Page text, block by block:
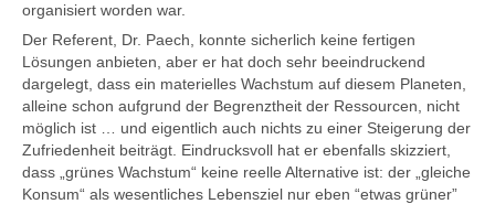
organisiert worden war.
Der Referent, Dr. Paech, konnte sicherlich keine fertigen
Lösungen anbieten, aber er hat doch sehr beeindruckend
dargelegt, dass ein materielles Wachstum auf diesem Planeten,
alleine schon aufgrund der Begrenztheit der Ressourcen, nicht
möglich ist … und eigentlich auch nichts zu einer Steigerung der
Zufriedenheit beiträgt. Eindrucksvoll hat er ebenfalls skizziert,
dass „grünes Wachstum“ keine reelle Alternative ist: der „gleiche
Konsum“ als wesentliches Lebensziel nur eben “etwas grüner”